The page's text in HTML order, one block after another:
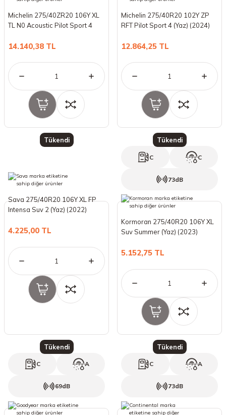
50 Lastikler
Michelin 275/40ZR20 106Y XL
TL N0 Acoustic Pilot Sport 4
14.140,38 TL
Michelin 275/40R20 102Y ZP
RFT Pilot Sport 4 (Yaz) (2024)
12.864,25 TL
Tükendi
Sava 275/40R20 106Y XL FP
Intensa Suv 2 (Yaz) (2022)
4.225,00 TL
Tükendi
C C
73dB
Kormoran 275/40R20 106Y XL
Suv Summer (Yaz) (2023)
5.152,75 TL
Tükendi
C A
69dB
Tükendi
C A
73dB